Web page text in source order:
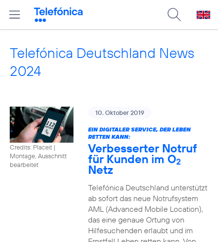
Telefónica Deutschland News
2024
Credits: Placeit |
Montage, Ausschnitt
bearbeitet
10. Oktober 2019
EIN DIGITALER SERVICE, DER LEBEN
RETTEN KANN:
Verbesserter Notruf
für Kunden im O2
Netz
Telefónica Deutschland unterstützt
ab sofort das neue Notrufsystem
AML (Advanced Mobile Location),
das eine genaue Ortung von
Hilfesuchenden erlaubt und im